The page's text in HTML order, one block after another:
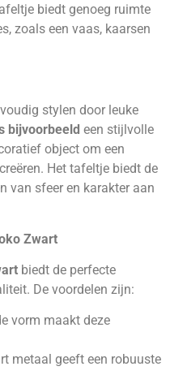
biedt genoeg ruimte
zoals een vaas, kaarsen
stylen door leuke
bijvoorbeeld een stijlvolle
object om een
Het tafeltje biedt de
van sfeer en karakter aan
Zwart
biedt de perfecte
De voordelen zijn:
vorm maakt deze
metaal geeft een robuuste